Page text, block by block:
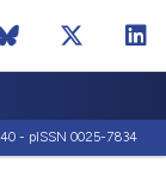
- pISSN 0025-7834